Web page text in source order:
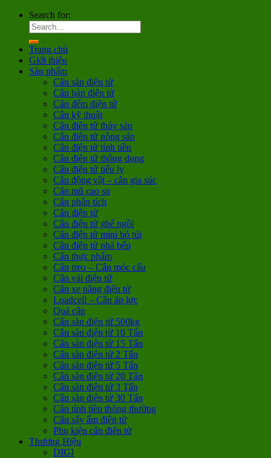
Search for:
Trang chủ
Giới thiệu
Sản phẩm
Cân sàn điện tử
Cân bàn điện tử
Cân đếm điện tử
Cân kỹ thuật
Cân điện tử thủy sản
Cân điện tử nông sản
Cân điện tử tính tiền
Cân điện tử thông dụng
Cân điện tử tiểu ly
Cân động vật – cân gia súc
Cân mũ cao su
Cân phân tích
Cân điện tử
Cân điện tử ghế ngồi
Cân điện tử mini bỏ túi
Cân điện tử nhà bếp
Cân thực phẩm
Cân treo – Cân móc cẩu
Cân vải điện tử
Cân xe nâng điện tử
Loadcell – Cân áp lực
Quả cân
Cân sàn điện tử 500kg
Cân sàn điện tử 10 Tấn
Cân sàn điện tử 15 Tấn
Cân sàn điện tử 2 Tấn
Cân sàn điện tử 5 Tấn
Cân sàn điện tử 20 Tấn
Cân sàn điện tử 3 Tấn
Cân sàn điện tử 30 Tấn
Cân tính tiền thông thường
Cân sấy ẩm điện tử
Phụ kiện cân điện tử
Thương Hiệu
DIGI